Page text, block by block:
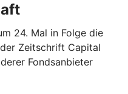
24. Mal in Folge die
Zeitschrift Capital
Fondsanbieter